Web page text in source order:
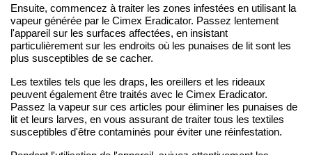
Ensuite, commencez à traiter les zones infestées en utilisant la
vapeur générée par le Cimex Eradicator. Passez lentement
l'appareil sur les surfaces affectées, en insistant
particulièrement sur les endroits où les punaises de lit sont les
plus susceptibles de se cacher.
Les textiles tels que les draps, les oreillers et les rideaux
peuvent également être traités avec le Cimex Eradicator.
Passez la vapeur sur ces articles pour éliminer les punaises de
lit et leurs larves, en vous assurant de traiter tous les textiles
susceptibles d'être contaminés pour éviter une réinfestation.